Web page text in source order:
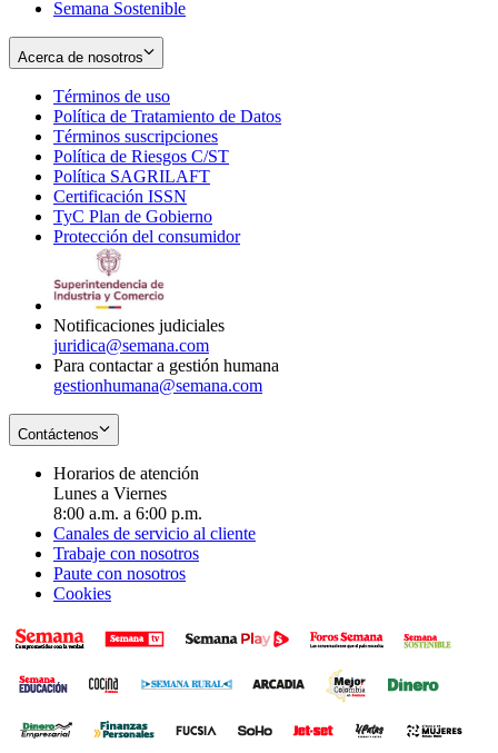
Semana Sostenible
Acerca de nosotros
Términos de uso
in
new
window
Política de Tratamiento de Datos
Términos suscripciones
in
Política de Riesgos C/ST
Política SAGRILAFT
new
window
Certificación ISSN
in
new
TyC Plan de Gobierno
in
Protección del consumidorOpens
Notificaciones judiciales
juridica@semana.com
Para contactar a gestión humana
gestionhumana@semana.com
Contáctenos
Horarios de atención
Lunes a Viernes
8:00 a.m. a 6:00 p.m.
Canales de servicio al cliente
Trabaje con nosotros
Paute con nosotros
Cookies